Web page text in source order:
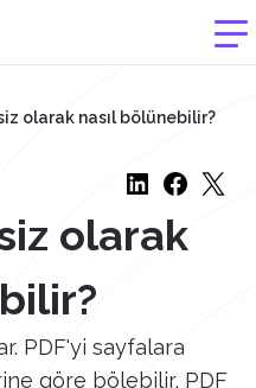
olarak nasıl bölünebilir?
olarak
PDF'yi sayfalara
göre bölebilir, PDF